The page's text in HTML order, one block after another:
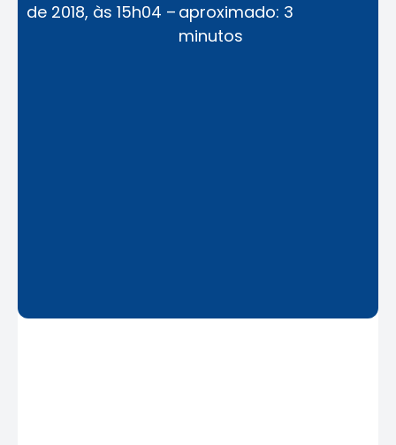
de 2018, às 15h04 – aproximado: 3
minutos